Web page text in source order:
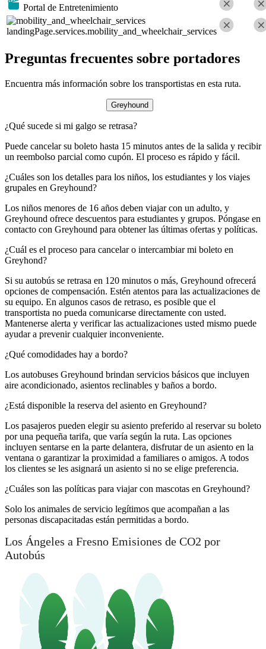
Portal de Entretenimiento
landingPage.services.mobility_and_wheelchair_services
Preguntas frecuentes sobre portadores
Encuentra más información sobre los transportistas en esta ruta.
Greyhound
¿Qué sucede si mi galgo se retrasa?
Puede cancelar su boleto hasta 15 minutos antes de la salida y recibir
un reembolso parcial como cupón. El proceso es rápido y fácil.
¿Cuáles son los detalles para los niños, los estudiantes y los viajes
grupales en Greyhound?
Los niños menores de 16 años deben viajar con un adulto, y
Greyhound ofrece descuentos para estudiantes y grupos. Póngase en
contacto con Greyhound para obtener las últimas ofertas y políticas.
¿Cuál es el proceso para cancelar o intercambiar mi boleto en
Greyhond?
Si su autobús se retrasa en 120 minutos o más, Greyhound ofrecerá
opciones de compensación. Estén atentos para las actualizaciones de
su equipo. En algunos casos de retraso, es posible que el
transportista no pueda comunicarse directamente con usted.
Mantenerse alerta y verificar las actualizaciones usted mismo puede
ayudar a prevenir cualquier inconveniente.
¿Qué comodidades hay a bordo?
Los autobuses Greyhound brindan servicios básicos que incluyen
aire acondicionado, asientos reclinables y baños a bordo.
¿Está disponible la reserva del asiento en Greyhound?
Los pasajeros pueden elegir su asiento preferido al reservar su boleto
por una pequeña tarifa, que varía según la ruta. Las opciones
incluyen sentarse en la parte delantera, disfrutar de un asiento en la
ventana o garantizar la proximidad a familiares o amigos. A todos
los clientes se les asignará un asiento si no se elige preferencia.
¿Cuáles son las políticas para viajar con mascotas en Greyhound?
Solo los animales de servicio legítimos que acompañan a las
personas discapacitadas están permitidas a bordo.
Los Ángeles a Fresno Emisiones de CO2 por
Autobús